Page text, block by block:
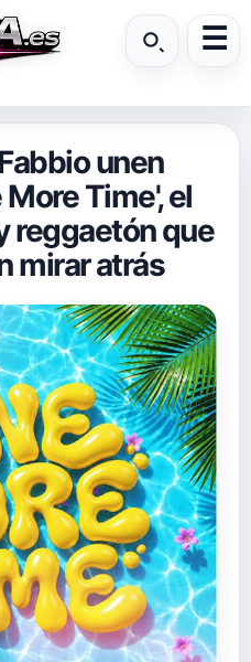
unen
Time', el
reggaetón que
mirar atrás